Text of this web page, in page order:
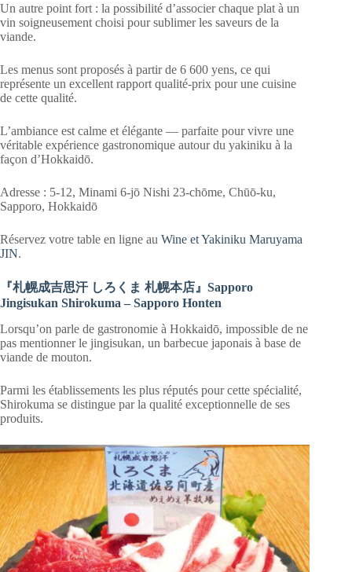
Un autre point fort : la possibilité d’associer chaque plat à un
vin soigneusement choisi pour sublimer les saveurs de la
viande.
Les menus sont proposés à partir de 6 600 yens, ce qui
représente un excellent rapport qualité-prix pour une cuisine
de cette qualité.
L’ambiance est calme et élégante — parfaite pour vivre une
véritable expérience gastronomique autour du yakiniku à la
façon d’Hokkaidō.
Adresse : 5-12, Minami 6-jō Nishi 23-chōme, Chūō-ku,
Sapporo, Hokkaidō
Réservez votre table en ligne au Wine et Yakiniku Maruyama
JIN.
『札幌成吉思汗 しろくま 札幌本店』Sapporo
Jingisukan Shirokuma – Sapporo Honten
Lorsqu’on parle de gastronomie à Hokkaidō, impossible de ne
pas mentionner le jingisukan, un barbecue japonais à base de
viande de mouton.
Parmi les établissements les plus réputés pour cette spécialité,
Shirokuma se distingue par la qualité exceptionnelle de ses
produits.